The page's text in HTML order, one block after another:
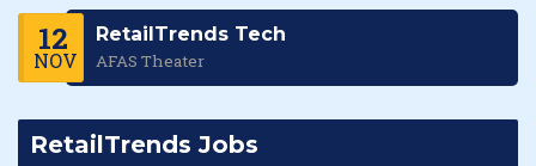
12
NOV
RetailTrends Tech
AFAS Theater
RetailTrends Jobs